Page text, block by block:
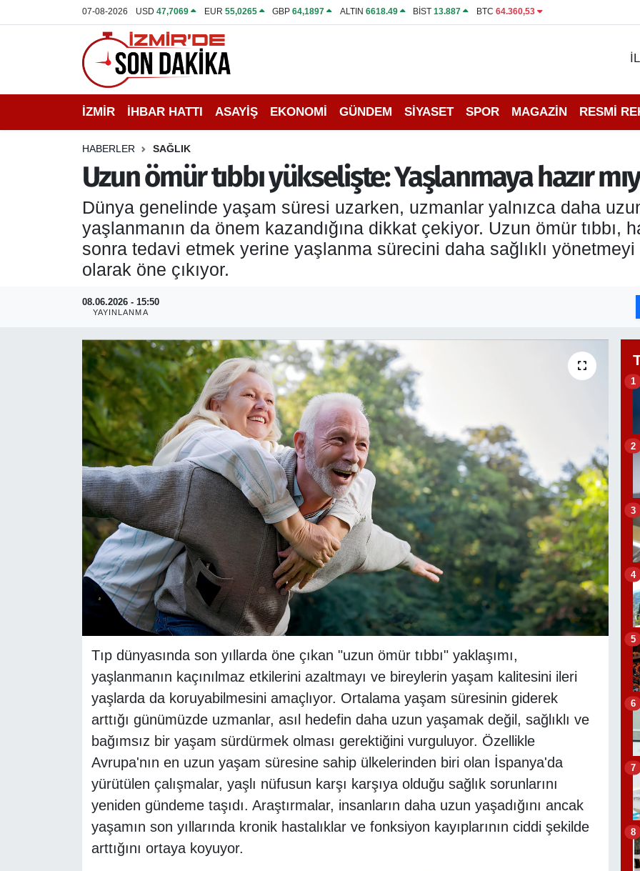
07-08-2026 USD47,7069 EUR 55,0265 GBP64,1897 ALTIN 6618.49 BİST13.887 BTC 64.360,53
İZMİR İHBAR HATTI ASAYİŞ EKONOMİ GÜNDEM SİYASET SPOR MAGAZİN RESMİ
HABERLER SAĞLIK
Uzun ömür tıbbı yükselişte: Yaşlanmaya hazır
Dünya genelinde yaşam süresi uzarken, uzmanlar yalnızca daha
yaşlanmanın da önem kazandığına dikkat çekiyor. Uzun ömür tıbbı,
sonra tedavi etmek yerine yaşlanma sürecini daha sağlıklı
olarak öne çıkıyor.
08.06.2026 - 15:50
YAYINLANMA
Tıp dünyasında son yıllarda öne çıkan "uzun ömür tıbbı" yaklaşımı,
yaşlanmanın kaçınılmaz etkilerini azaltmayı ve bireylerin yaşam kalitesini ileri
yaşlarda da koruyabilmesini amaçlıyor. Ortalama yaşam süresinin giderek
arttığı günümüzde uzmanlar, asıl hedefin daha uzun yaşamak değil, sağlıklı ve
bağımsız bir yaşam sürdürmek olması gerektiğini vurguluyor. Özellikle
Avrupa'nın en uzun yaşam süresine sahip ülkelerinden biri olan İspanya'da
yürütülen çalışmalar, yaşlı nüfusun karşı karşıya olduğu sağlık sorunlarını
yeniden gündeme taşıdı. Araştırmalar, insanların daha uzun yaşadığını ancak
yaşamın son yıllarında kronik hastalıklar ve fonksiyon kayıplarının ciddi şekilde
arttığını ortaya koyuyor.
1
2
3
4
5
6
7
8
İHBAR HATTI
DEPREM
EKONOMİ
SİYASET
ASAYİŞ
RESMİ REKLAM
İzmir Nöbetçi Eczaneler
İzmir Hava Durumu
İzmir Namaz Vakitleri
İzmir Trafik Yoğunluk Haritası
Puan Durumu ve Fikstür
Tüm Manşetler
Son Dakika Haberleri
Haber Arşivi